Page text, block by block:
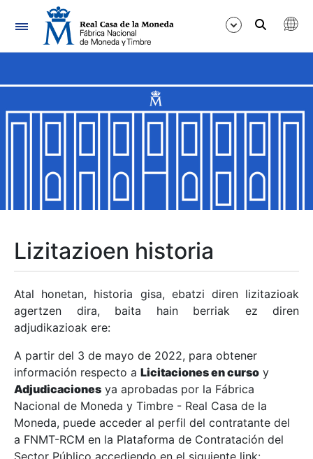
Nabigazioa
Erakutsi/Ezkutatu
Erakutsi/Ezkutatu
Erakutsi/Ezkutatu
Erakutsi/Ezkutatu
Erakutsi/Ezkutatu
Erakutsi/Ezkutatu
Erakutsi/Ezkutatu
Lizitazioen historia
Atal honetan, historia gisa, ebatzi diren lizitazioak
agertzen dira, baita hain berriak ez diren
adjudikazioak ere:
A partir del 3 de mayo de 2022, para obtener
información respecto a Licitaciones en curso y
Adjudicaciones ya aprobadas por la Fábrica
Nacional de Moneda y Timbre - Real Casa de la
Moneda, puede acceder al perfil del contratante del
a FNMT-RCM en la Plataforma de Contratación del
Sector Público accediendo en el siguiente link: